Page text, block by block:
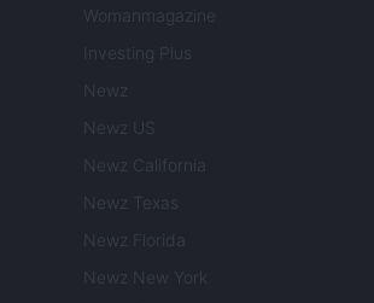
Womanmagazine
Investing Plus
Newz
Newz US
Newz California
Newz Texas
Newz Florida
Newz New York